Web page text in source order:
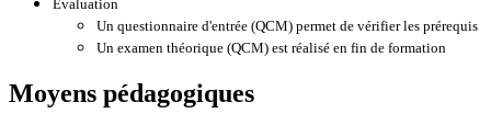
Évaluation
Un questionnaire d'entrée (QCM) permet de vérifier les prérequis
Un examen théorique (QCM) est réalisé en fin de formation
Moyens pédagogiques